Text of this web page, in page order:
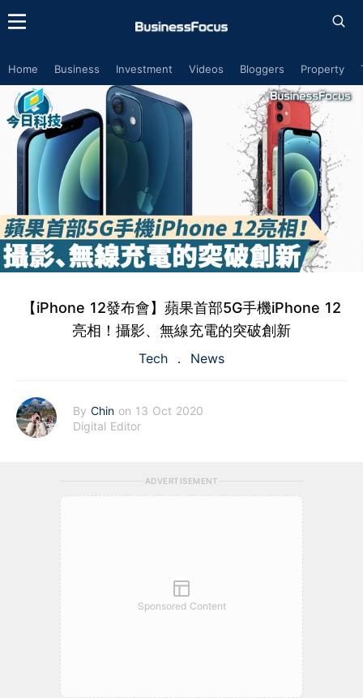
Home Business Investment Videos Bloggers Property
【iPhone 12發布會】蘋果首部5G手機iPhone 12
亮相！攝影、無線充電的突破創新
Tech News
By Chin on 13 Oct 2020
Digital Editor
ADVERTISEMENT
Sponsored Content